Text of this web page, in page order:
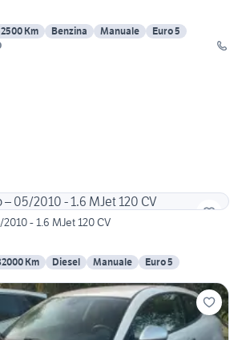
Km Benzina Manuale
Euro 5
- 1.6 MJet 120 CV
Km Diesel Manuale Euro 5